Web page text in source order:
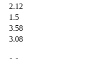
2.12
1.5
3.58
3.08